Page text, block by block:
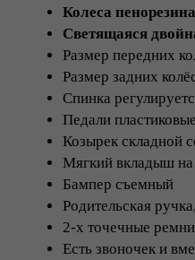
Колеса
Светящаяся
Размер передних
Размер задних
Спинка
Педали
Козырек складной
Мягкий вкладыш на
Бампер съемный
Родительская
2-х точечные
Есть звоночек и